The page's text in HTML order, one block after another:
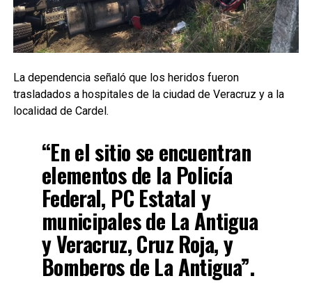
La dependencia señaló que los heridos fueron
trasladados a hospitales de la ciudad de Veracruz y a la
localidad de Cardel.
“En el sitio se encuentran
elementos de la Policía
Federal, PC Estatal y
municipales de La Antigua
y Veracruz, Cruz Roja, y
Bomberos de La Antigua”.